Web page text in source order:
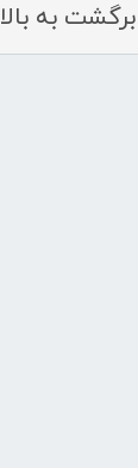
برگشت به بالا